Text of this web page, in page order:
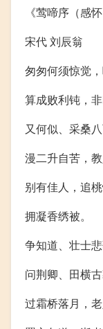
《莺啼序（感怀
宋代 刘辰翁
匆匆何须惊觉，
算成败利钝，
又何似、采桑
漫二升自苦，教
别有佳人，追桃
拥凝香绣被。
争知道、壮士
问荆卿、田横
过霜桥落月，老